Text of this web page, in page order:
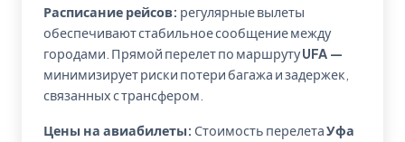
Расписание рейсов: регулярные вылеты
обеспечивают стабильное сообщение между
городами. Прямой перелет по маршрутуUFA —
минимизирует риски потери багажа и задержек,
связанных с трансфером.
Цены на авиабилеты: Стоимость перелетаУфа